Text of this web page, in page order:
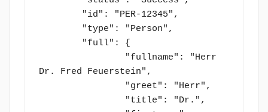
Dr. Fred Feuerstein",